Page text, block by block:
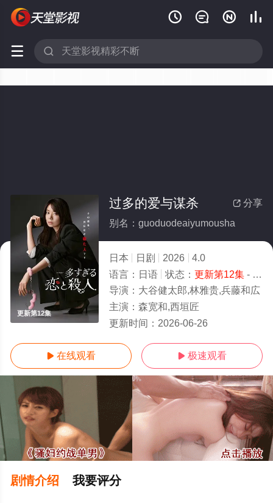
   
 
更新第12集
 分享
过多的爱与谋杀
别名：guoduodeaiyumousha
日本 日剧 2026
4.0
语言： 日语 状态： 更新第12集- 免费在线观看
导演： 大谷健太郎,林雅贵,兵藤和広
主演： 森宽和,西垣匠
更新时间： 2026-06-26
 在线观看  极速观看
剧情介绍 我要评分